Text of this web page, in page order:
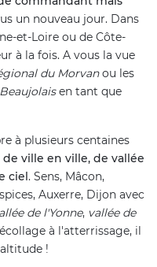
un nouveau jour. Dans
et-Loire ou de Côte-
à la fois. A vous la vue
du Morvanou les
Beaujolaisen tant que
à plusieurs centaines
de ville en ville, de vallée
ciel. Sens, Mâcon,
Auxerre, Dijon avec
de l'Yonne, vallée de
à l'atterrissage, il
!